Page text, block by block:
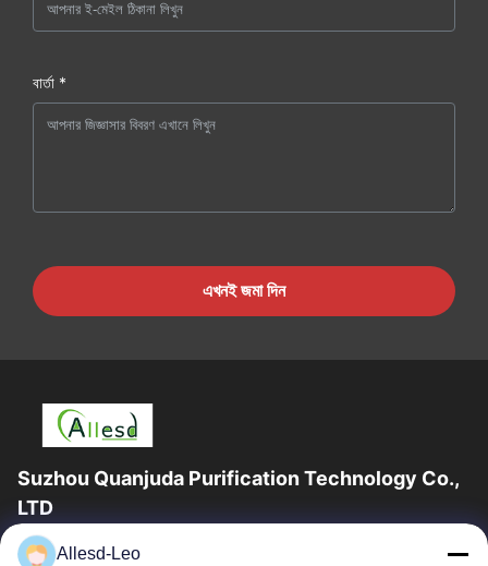
বার্তা *
এখনই জমা দিন
Suzhou Quanjuda Purification Technology Co.,
LTD
16 বছরের অভিজ্ঞতা, ESD এবং Cleanroom পণ্যগুলির একটি নেতৃস্থানীয়
Allesd-Leo